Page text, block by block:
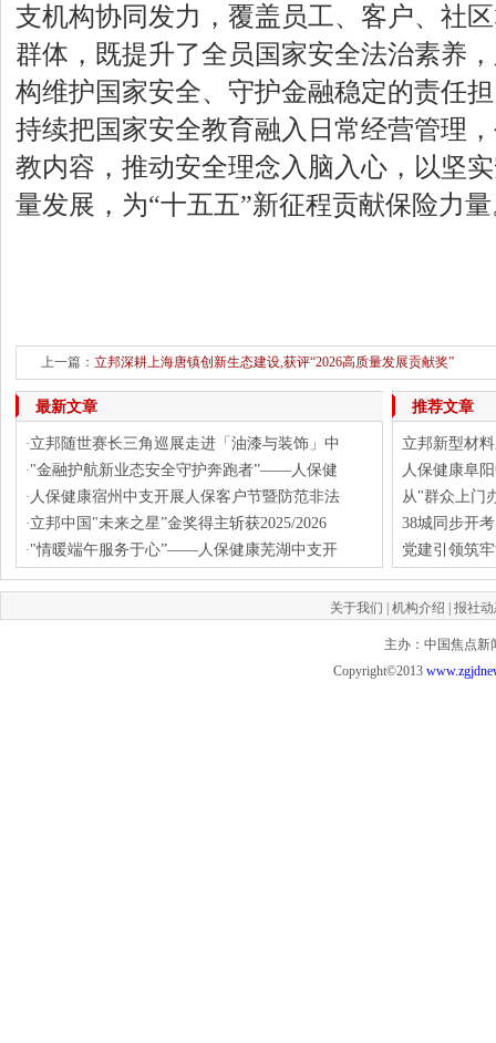
支机构协同发力，覆盖员工、客户、社
群体，既提升了全员国家安全法治素养
构维护国家安全、守护金融稳定的责任
持续把国家安全教育融入日常经营管理
教内容，推动安全理念入脑入心，以坚
量发展，为“十五五”新征程贡献保险力
上一篇： ​立邦深耕上海唐镇创新生态建设,获评“2026高质量发展贡献奖”
下一篇：为智能酿造夯实"地基
最新文章
·立邦随世赛长三角巡展走进「油漆与装饰」中
·"金融护航新业态安全守护奔跑者”——人保健
· 人保健康宿州中支开展人保客户节暨防范非法
·立邦中国"未来之星”金奖得主斩获2025/2026
·"情暖端午服务于心”——人保健康芜湖中支开
推荐文章
立邦新型材
人保健康阜
从"群众上门
38城同步开
党建引领筑
关于我们 机构介绍 报社
主办：中国焦点新
Copyright©2013